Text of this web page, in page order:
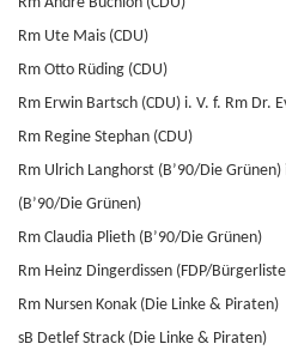
Rm Ute Mais (CDU)
Rm Otto Rüding (CDU)
Rm Erwin Bartsch (CDU) i. V. f. Rm Dr.
Rm Regine Stephan (CDU)
Rm Ulrich Langhorst (B’90/Die
(B’90/Die Grünen)
Rm Claudia Plieth (B’90/Die Grünen)
Rm Heinz Dingerdissen (FDP/
Rm Nursen Konak (Die Linke & Piraten)
sB Detlef Strack (Die Linke & Piraten)